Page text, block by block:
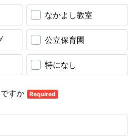
なかよし教室
公立保育園
特になし
すか Required